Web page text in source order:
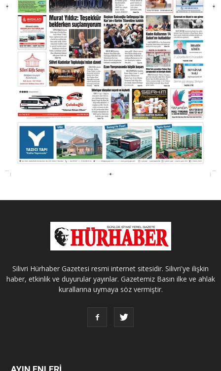
Silivri Hürhaber Gazetesi resmi internet sitesidir. Silivri'ye ilişkin
haber, etkinlik ve duyurular yayınlar. Gazetemiz Basın ilke ve ahlak
kurallarına uymaya söz vermiştir.